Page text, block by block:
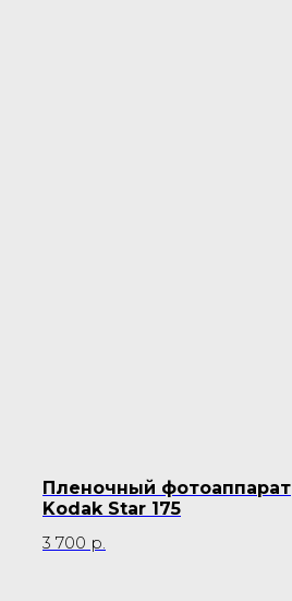
Пленочный фотоаппарат
Kodak Star 175
3 700 р.